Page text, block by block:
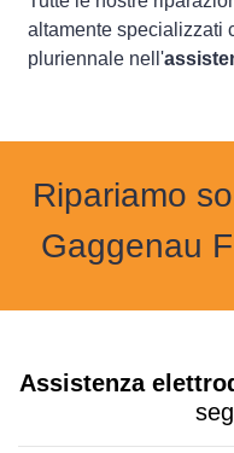
altamente specializzati
pluriennale nell'
Ripariamo
Gaggenau
Assistenza